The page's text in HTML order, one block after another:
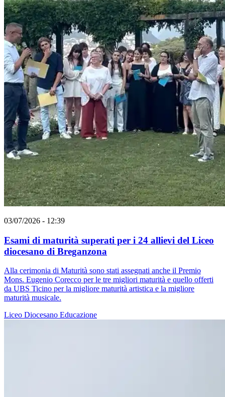
03/07/2026 - 12:39
Esami di maturità superati per i 24 allievi del Liceo
diocesano di Breganzona
Alla cerimonia di Maturità sono stati assegnati anche il Premio
Mons. Eugenio Corecco per le tre migliori maturità e quello offerti
da UBS Ticino per la migliore maturità artistica e la migliore
maturità musicale.
Liceo Diocesano Educazione